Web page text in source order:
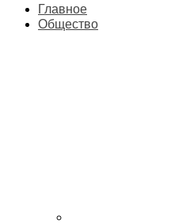
Главное
Общество